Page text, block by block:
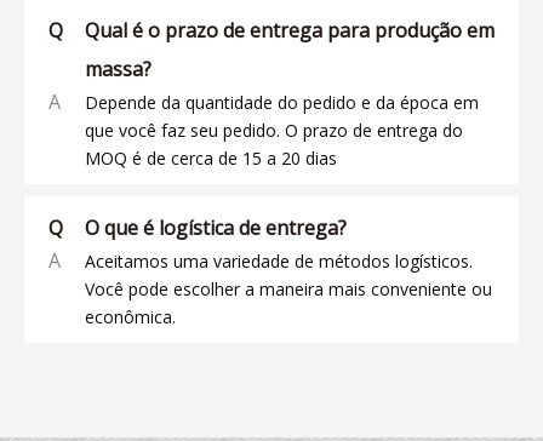
Q
Qual é o prazo de entrega para produção em
massa?
A
Depende da quantidade do pedido e da época em
que você faz seu pedido. O prazo de entrega do
MOQ é de cerca de 15 a 20 dias
Q
O que é logística de entrega?
A
Aceitamos uma variedade de métodos logísticos.
Você pode escolher a maneira mais conveniente ou
econômica.